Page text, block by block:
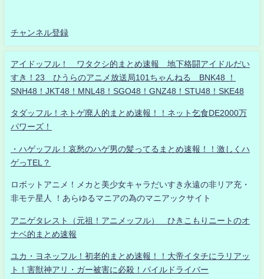
チャンネル登録
アイドッフル！ ワタクシ的まとめ速報 地下格闘アイドルだい
すき！23 ひうらのアニメ放送局101ちゃんねる BNK48 ！
SNH48！JKT48！MNL48！SGO48！GNZ48！STU48！SKE48
タダッフル！ネトゲ廃人的まとめ速報！！ネット乞食DE2000万
パワーズ！
・ハゲッフル！哀愁のハゲ男の髪ってるまとめ速報！！激しくハ
ゲっTEL？
ロボットアニメ！メカと美少女キャラだいすき永遠の非リア充・
非モテ星人 ！あらゆるマニアの為のマニアックサイト
アニゲタレスト（元祖！アニメッフル） ひきこもりニートのオ
ナベ的まとめ速報
ユカ・ヨネッフル！初老的まとめ速報！！大帝イタチにラリアッ
ト！害獣神アリ・ガー被害に必殺！パイルドライバー